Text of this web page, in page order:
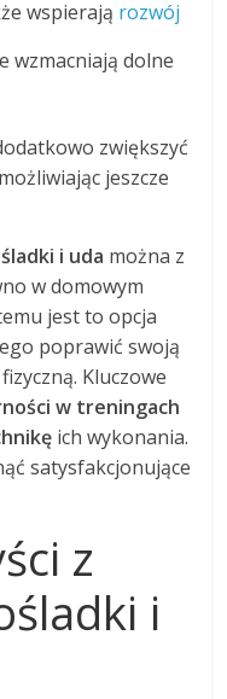
wspierają rozwój
wzmacniają dolne
zwiększyć
jeszcze
i uda można z
w domowym
jest to opcja
poprawić swoją
Kluczowe
w treningach
ich wykonania.
satysfakcjonujące
z
i